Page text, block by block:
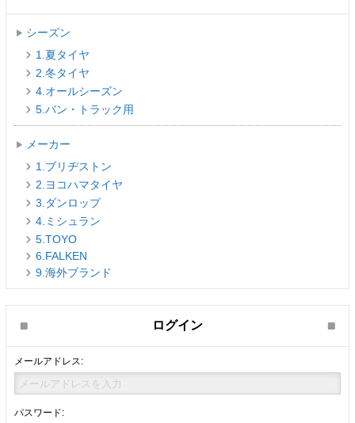
シーズン
1.夏タイヤ
2.冬タイヤ
4.オールシーズン
5.バン・トラック用
メーカー
1.ブリヂストン
2.ヨコハマタイヤ
3.ダンロップ
4.ミシュラン
5.TOYO
6.FALKEN
9.海外ブランド
ログイン
メールアドレス:
パスワード: